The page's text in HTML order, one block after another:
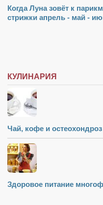
Когда Луна зовёт к
стрижки апрель - май -
КУЛИНАРИЯ
Чай, кофе и остеохондроз
Здоровое питание